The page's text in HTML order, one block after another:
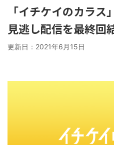
「イチケイのカラ
見逃し配信を最終回
更新日： 2021年6月15日